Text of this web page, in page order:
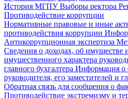
История МГПУВыборы ректора
Противодействие коррупции
Нормативные правовые и иные
противодействия коррупции
Антикоррупционная экспертиза
Сведения о доходах, об имуществе
имущественного характера
главного бухгалтера Информация о
руководителя, его заместителей и
Обратная связь для сообщения о
Противодействие экстремизму и